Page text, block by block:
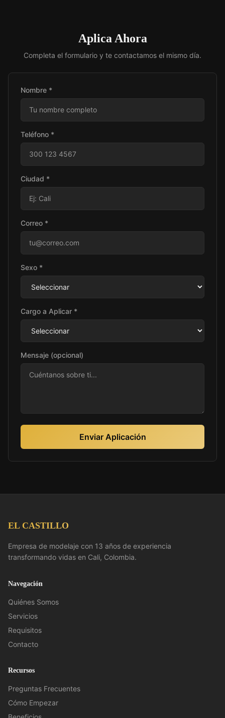
Aplica Ahora
Completa el formulario y te contactamos el mismo día.
Nombre *
Teléfono *
Ciudad *
Correo *
Sexo *
Cargo a Aplicar *
Mensaje (opcional)
Enviar Aplicación
EL CASTILLO
Empresa de modelaje con 13 años de experiencia
transformando vidas en Cali, Colombia.
Navegación
Quiénes Somos
Servicios
Requisitos
Contacto
Recursos
Preguntas Frecuentes
Cómo Empezar